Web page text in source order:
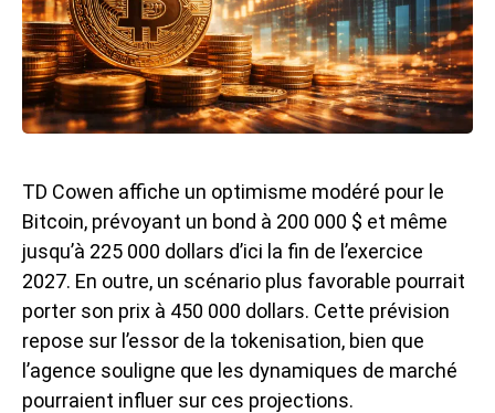
TD Cowen affiche un optimisme modéré pour le
Bitcoin, prévoyant un bond à 200 000 $ et même
jusqu’à 225 000 dollars d’ici la fin de l’exercice
2027. En outre, un scénario plus favorable pourrait
porter son prix à 450 000 dollars. Cette prévision
repose sur l’essor de la tokenisation, bien que
l’agence souligne que les dynamiques de marché
pourraient influer sur ces projections.